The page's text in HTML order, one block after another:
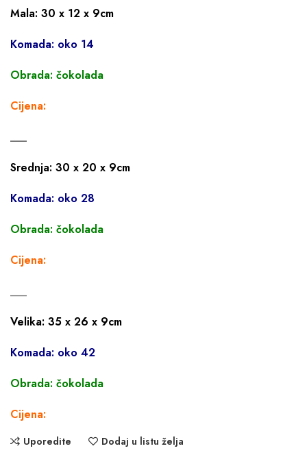
Mala: 30 x 12 x 9cm
Komada: oko 14
Obrada: čokolada
Cijena:
Srednja: 30 x 20 x 9cm
Komada: oko 28
Obrada: čokolada
Cijena:
Velika: 35 x 26 x 9cm
Komada: oko 42
Obrada: čokolada
Cijena:
Uporedite Dodaj u listu želja